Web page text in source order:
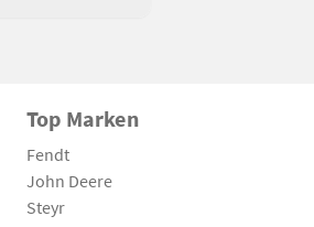
Top Marken
Fendt
John Deere
Steyr